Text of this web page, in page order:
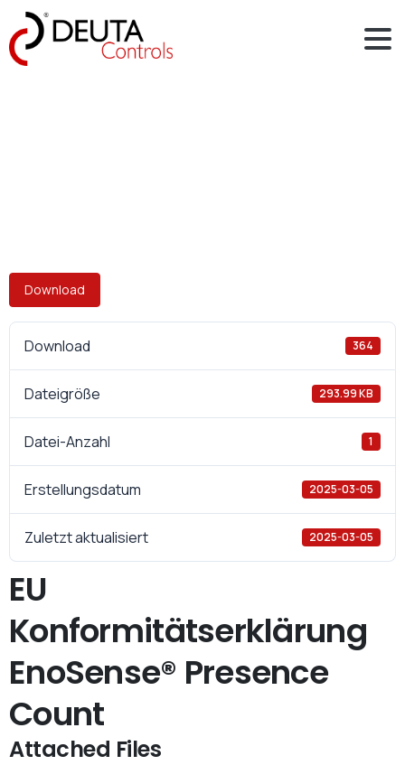
Download
Download 364
Dateigröße 293.99 KB
Datei-Anzahl 1
Erstellungsdatum 2025-03-05
Zuletzt aktualisiert 2025-03-05
EU
Konformitätserklärung
EnoSense® Presence
Count
Attached Files